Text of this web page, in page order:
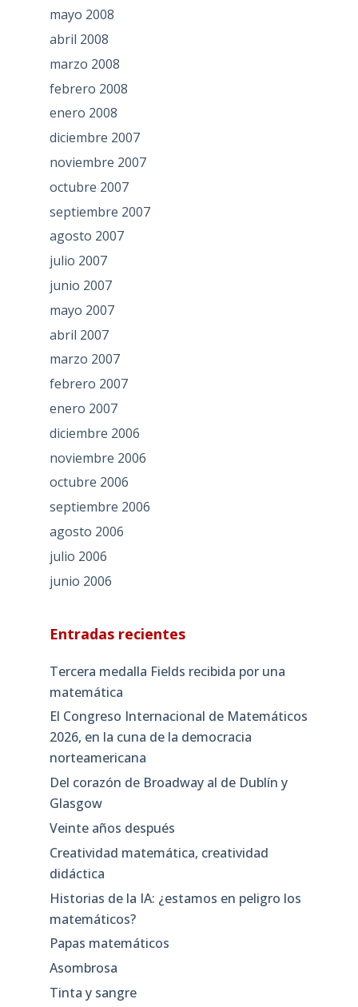
mayo 2008
abril 2008
marzo 2008
febrero 2008
enero 2008
diciembre 2007
noviembre 2007
octubre 2007
septiembre 2007
agosto 2007
julio 2007
junio 2007
mayo 2007
abril 2007
marzo 2007
febrero 2007
enero 2007
diciembre 2006
noviembre 2006
octubre 2006
septiembre 2006
agosto 2006
julio 2006
junio 2006
Entradas recientes
Tercera medalla Fields recibida por una
matemática
El Congreso Internacional de Matemáticos
2026, en la cuna de la democracia
norteamericana
Del corazón de Broadway al de Dublín y
Glasgow
Veinte años después
Creatividad matemática, creatividad
didáctica
Historias de la IA: ¿estamos en peligro los
matemáticos?
Papas matemáticos
Asombrosa
Tinta y sangre